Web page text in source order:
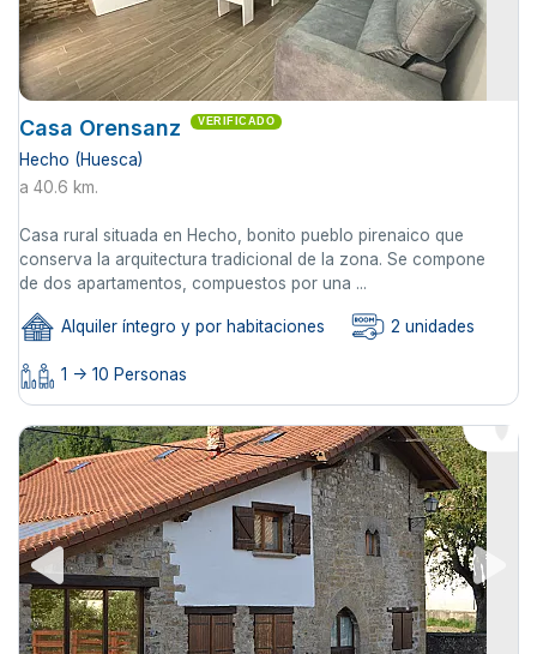
Casa Orensanz VERIFICADO
Hecho (Huesca)
a 40.6 km.
Casa rural situada en Hecho, bonito pueblo pirenaico que
conserva la arquitectura tradicional de la zona. Se compone
de dos apartamentos, compuestos por una ...
Alquiler íntegro y por habitaciones 2 unidades
1 -> 10 Personas